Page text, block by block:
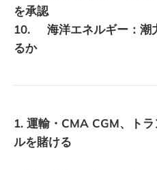
を承認
10. 海洋エネルギー：潮
るか
1. 運輸・CMA CGM、ト
ルを賭ける